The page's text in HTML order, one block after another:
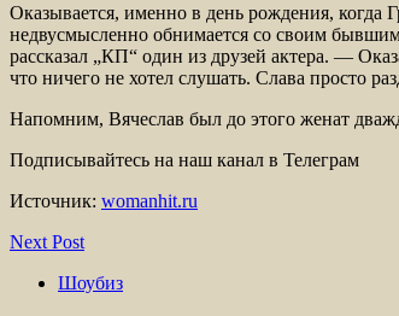
Оказывается, именно в день рождения, когда
недвусмысленно обнимается со своим
рассказал „КП“ один из друзей актера. —
что ничего не хотел слушать. Слава просто
Напомним, Вячеслав был до этого женат
Подписывайтесь на наш канал в Телеграм
Источник: womanhit.ru
Next Post
Шоубиз